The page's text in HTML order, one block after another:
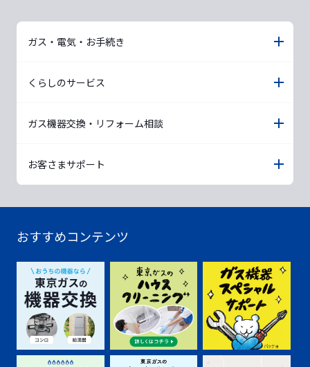
ガス・電気・お手続き
くらしのサービス
ガス機器交換・リフォーム相談
お客さまサポート
おすすめコンテンツ